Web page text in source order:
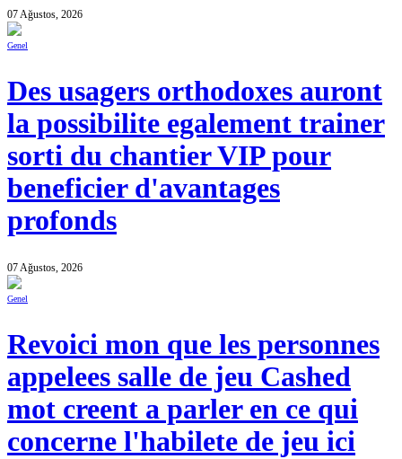
07 Ağustos, 2026
Genel
Des usagers orthodoxes auront
la possibilite egalement trainer
sorti du chantier VIP pour
beneficier d'avantages
profonds
07 Ağustos, 2026
Genel
Revoici mon que les personnes
appelees salle de jeu Cashed
mot creent a parler en ce qui
concerne l'habilete de jeu ici